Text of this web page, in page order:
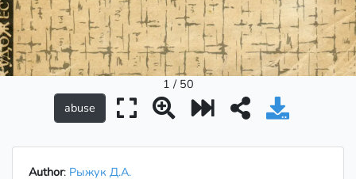
1 / 50
Author: Рыжук Д.А.